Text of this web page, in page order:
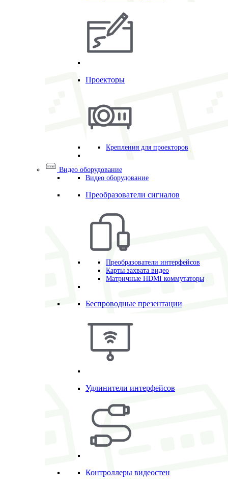
Проекторы
Крепления для проекторов
Видео оборудование
Видео оборудование
Преобразователи сигналов
Преобразователи интерфейсов
Карты захвата видео
Матричные HDMI коммутаторы
Беспроводные презентации
Удлинители интерфейсов
Контроллеры видеостен